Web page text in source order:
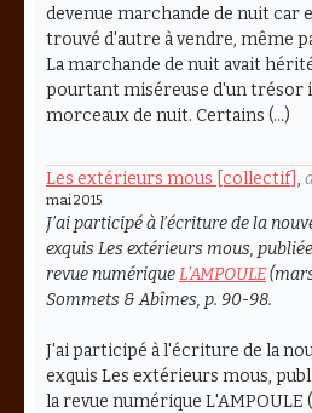
devenue marchande de nuit car
trouvé d'autre à vendre, même
La marchande de nuit avait
pourtant miséreuse d'un trésor
morceaux de nuit. Certains (…)
Les extérieurs mous [collectif] ,
mai 2015
J’ai participé à l’écriture de la
exquis Les extérieurs mous,
revue numériqueL’AMPOULE
Sommets & Abîmes, p. 90-98.
J'ai participé à l'écriture de la
exquis Les extérieurs mous,
la revue numérique L'AMPOULE